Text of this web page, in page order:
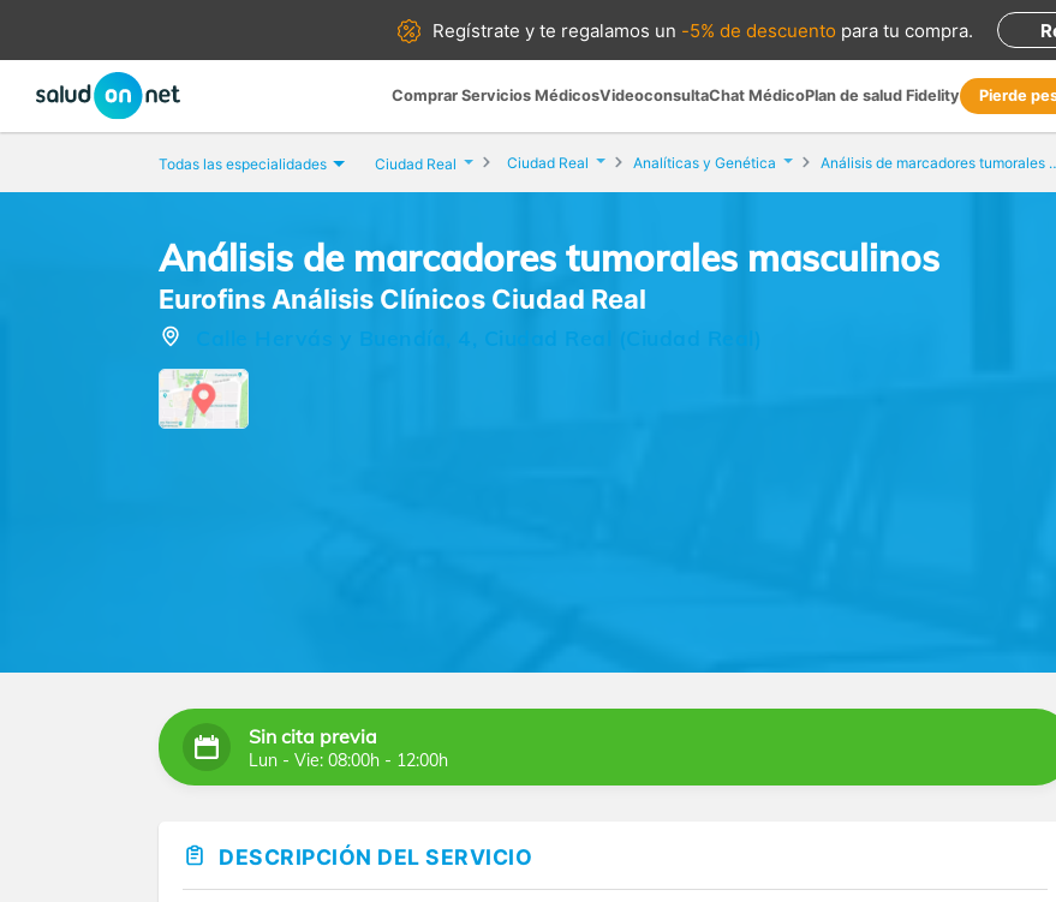
Regístrate yte regalamos un -5% de descuento para tu compra.
Comprar Servicios MédicosVideoconsultaChat MédicoPlan de salud Fidelity Pierde
Todas las especialidades Ciudad Real Ciudad Real Analíticas y Genética Análisis de
Análisis de marcadores tumorales masculinos
Eurofins Análisis Clínicos Ciudad Real
Calle Hervás y Buendía, 4, Ciudad Real (Ciudad Real)
Sin cita previa
Lun - Vie: 08:00h - 12:00h
DESCRIPCIÓN DEL SERVICIO